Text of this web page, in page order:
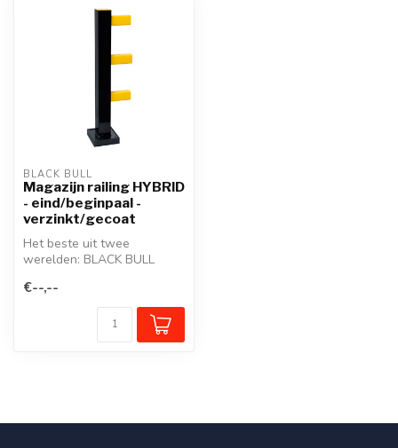
BLACK BULL
Magazijn railing HYBRID
- eind/beginpaal -
verzinkt/gecoat
Het beste uit twee
werelden: BLACK BULL
verenigt de voor...
€--,--